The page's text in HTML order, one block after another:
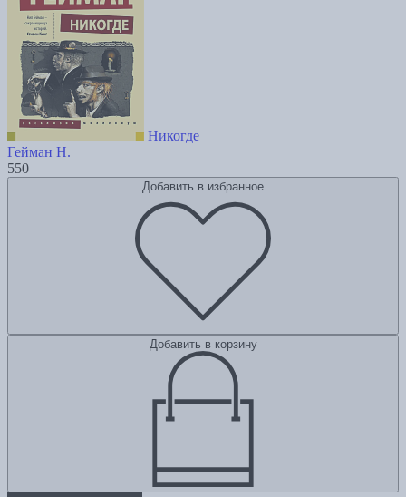
Никогде
Гейман Н.
550
Добавить в избранное
Добавить в корзину